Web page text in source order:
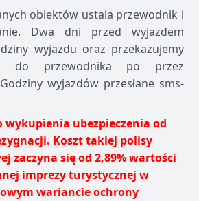
obiektów ustala przewodnik i
Dwa dni przed wyjazdem
wyjazdu oraz przekazujemy
do przewodnika po przez
wyjazdów przesłane sms-
wykupienia ubezpieczenia od
Koszt takiej polisy
zaczyna się od 2,89% wartości
imprezy turystycznej w
wariancie ochrony